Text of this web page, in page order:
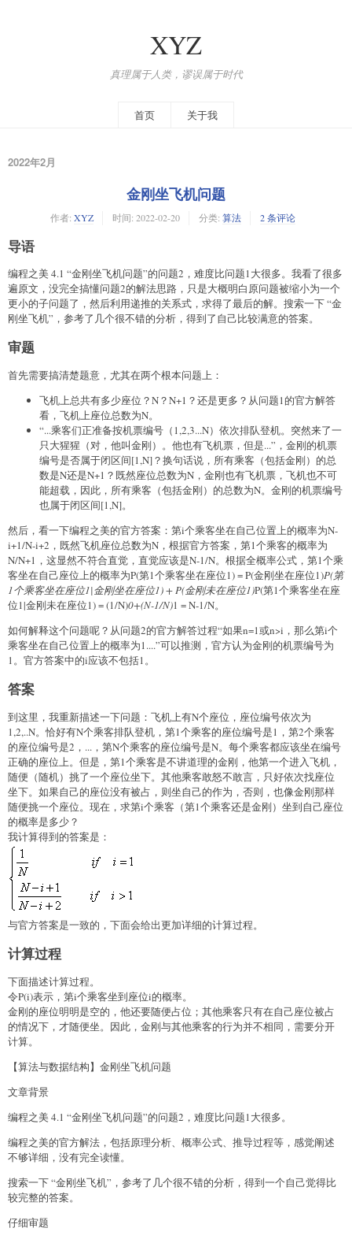
XYZ
真理属于人类，谬误属于时代
首页 关于我
2022年2月
金刚坐飞机问题
作者: XYZ 时间: 2022-02-20 分类: 算法 2 条评论
导语
编程之美 4.1 “金刚坐飞机问题”的问题2，难度比问题1大很多。我看了很多
遍原文，没完全搞懂问题2的解法思路，只是大概明白原问题被缩小为一个
更小的子问题了，然后利用递推的关系式，求得了最后的解。搜索一下 “金
刚坐飞机”，参考了几个很不错的分析，得到了自己比较满意的答案。
审题
首先需要搞清楚题意，尤其在两个根本问题上：
飞机上总共有多少座位？N？N+1？还是更多？从问题1的官方解答
看，飞机上座位总数为N。
“...乘客们正准备按机票编号（1,2,3...N）依次排队登机。突然来了一
只大猩猩（对，他叫金刚）。他也有飞机票，但是...”，金刚的机票
编号是否属于闭区间[1,N]？换句话说，所有乘客（包括金刚）的总
数是N还是N+1？既然座位总数为N，金刚也有飞机票，飞机也不可
能超载，因此，所有乘客（包括金刚）的总数为N。金刚的机票编号
也属于闭区间[1,N]。
然后，看一下编程之美的官方答案：第i个乘客坐在自己位置上的概率为N-
i+1/N-i+2，既然飞机座位总数为N，根据官方答案，第1个乘客的概率为
N/N+1，这显然不符合直觉，直觉应该是N-1/N。根据全概率公式，第1个乘
客坐在自己座位上的概率为P(第1个乘客坐在座位1) = P(金刚坐在座位1)P(第
1个乘客坐在座位1|金刚坐在座位1) + P(金刚未在座位1)P(第1个乘客坐在座
位1|金刚未在座位1) = (1/N)0+(N-1/N)1 = N-1/N。
如何解释这个问题呢？从问题2的官方解答过程“如果n=1或n>i，那么第i个
乘客坐在自己位置上的概率为1....”可以推测，官方认为金刚的机票编号为
1。官方答案中的i应该不包括1。
答案
到这里，我重新描述一下问题：飞机上有N个座位，座位编号依次为
1,2,..N。恰好有N个乘客排队登机，第1个乘客的座位编号是1，第2个乘客
的座位编号是2，...，第N个乘客的座位编号是N。每个乘客都应该坐在编号
正确的座位上。但是，第1个乘客是不讲道理的金刚，他第一个进入飞机，
随便（随机）挑了一个座位坐下。其他乘客敢怒不敢言，只好依次找座位
坐下。如果自己的座位没有被占，则坐自己的作为，否则，也像金刚那样
随便挑一个座位。现在，求第i个乘客（第1个乘客还是金刚）坐到自己座位
的概率是多少？
我计算得到的答案是：
与官方答案是一致的，下面会给出更加详细的计算过程。
计算过程
下面描述计算过程。
令P(i)表示，第i个乘客坐到座位i的概率。
金刚的座位明明是空的，他还要随便占位；其他乘客只有在自己座位被占
的情况下，才随便坐。因此，金刚与其他乘客的行为并不相同，需要分开
计算。
【算法与数据结构】金刚坐飞机问题
文章背景
编程之美 4.1 “金刚坐飞机问题”的问题2，难度比问题1大很多。
编程之美的官方解法，包括原理分析、概率公式、推导过程等，感觉阐述
不够详细，没有完全读懂。
搜索一下 “金刚坐飞机”，参考了几个很不错的分析，得到一个自己觉得比
较完整的答案。
仔细审题